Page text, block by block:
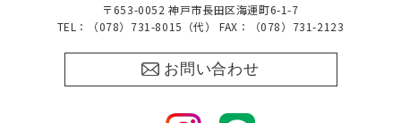
〒653-0052 神戸市長田区海運町6-1-7
TEL：（078）731-8015（代） FAX：（078）731-2123
お問い合わせ